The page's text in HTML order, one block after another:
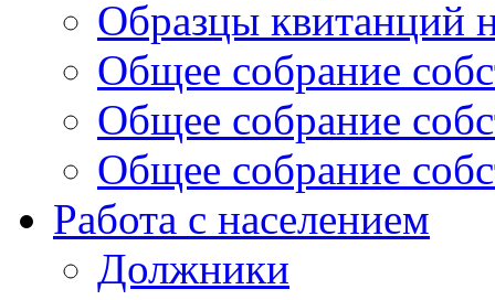
Образцы квитанций
Общее собрание
Общее собрание
Общее собрание
Работа с населением
Должники